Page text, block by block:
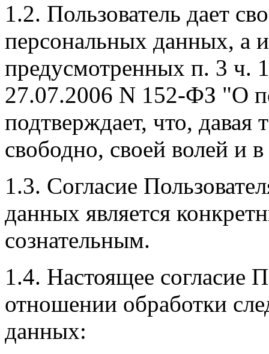
1.2. Пользователь дает
персональных данных, а
предусмотренных п. 3 ч.
27.07.2006 N 152-ФЗ "О
подтверждает, что, давая
свободно, своей волей и
1.3. Согласие
данных является
сознательным.
1.4. Настоящее согласие
отношении обработки
данных: